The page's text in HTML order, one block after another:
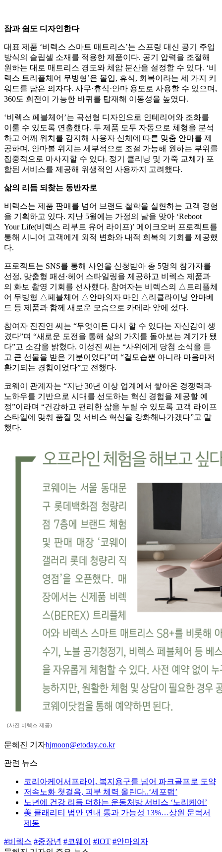
잠과 쉼도 디자인한다
대표 제품 ‘비렉스 스마트 매트리스’는 스프링 대신 공기 주입
방식의 슬립셀 소재를 적용한 제품이다. 공기 압력을 조절해
원하는 대로 매트리스 경도와 체압 분산을 설정할 수 있다. ‘비
렉스 트리플체어 무빙형’은 몰입, 휴식, 회복이라는 세 가지 키
워드를 담은 의자다. 사무·휴식·안마 용도로 사용할 수 있으며,
360도 회전이 가능한 바퀴를 탑재해 이동성을 높였다.
‘비렉스 페블체어’는 곡선형 디자인으로 인테리어와 조화를
이룰 수 있도록 연출했다. 두 제품 모두 자동으로 체형을 분석
하고 어깨 위치를 감지해 사용자 신체에 따른 맞춤 안마를 제
공하며, 안마볼 위치는 세부적으로 조절 가능해 원하는 부위를
집중적으로 마사지할 수 있다. 정기 클리닝 및 가죽 교체가 포
함된 서비스를 제공해 위생적인 사용까지 고려했다.
삶의 리듬 되찾는 동반자로
비렉스는 제품 판매를 넘어 브랜드 철학을 실현하는 고객 경험
을 기획하고 있다. 지난 5월에는 가정의 날을 맞아 ‘Reboot
Your Life(비렉스 리부트 유어 라이프)’ 메이크오버 프로젝트를
통해 시니어 고객에게 외적 변화와 내적 회복의 기회를 제공했
다.
프로젝트는 SNS를 통해 사연을 신청받아 총 5명의 참가자를
선정, 맞춤형 패션·헤어 스타일링을 제공하고 비렉스 제품과
의 화보 촬영 기회를 선사했다. 참여자는 비렉스의 △트리플체
어 무빙형 △페블체어 △안마의자 마인 △리클라이닝 안마베
드 등 제품과 함께 새로운 모습으로 카메라 앞에 섰다.
참여자 진진연 씨는 “무엇이든 다시 할 수 있다는 자신감이 생
겼다”며 “새로운 도전을 통해 삶의 가치를 돌아보는 계기가 됐
다”고 소감을 밝혔다. 이성진 씨는 “사위에게 당첨 소식을 듣
고 큰 선물을 받은 기분이었다”며 “겉모습뿐 아니라 마음마저
환기되는 경험이었다”고 전했다.
코웨이 관계자는 “지난 30년 이상 업계에서 쌓아온 경쟁력과
노하우를 기반으로 시대를 선도하는 혁신 경험을 제공할 예
정”이라며 “건강하고 편리한 삶을 누릴 수 있도록 고객 라이프
스타일에 맞춰 품질 및 서비스 혁신을 강화해나가겠다”고 말
했다.
(사진 비렉스 제공)
문혜진 기자hjmoon@etoday.co.kr
관련 뉴스
코리아케어서프라이, 복지용구를 넘어 파크골프로 도약
저속노화 첫걸음, 피부 체력 올린다..‘세포랩’
노년에 건강 리듬 더하는 운동처방 서비스 ‘노리케어’
美 클래리티 법안 연내 통과 가능성 13%…상원 문턱서
제동
#비렉스 #중장년 #코웨이 #IOT #안마의자